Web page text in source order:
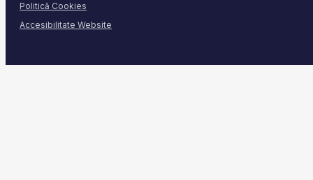
Politică Cookies
Accesibilitate Website